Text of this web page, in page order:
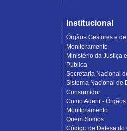
Institucional
Órgãos Gestores e de
Monitoramento
Ministério da Justiça
Pública
Secretaria Nacional
Sistema Nacional de
Consumidor
Como Aderir - Órgãos
Monitoramento
Quem Somos
Código de Defesa do